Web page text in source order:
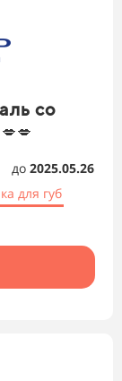
со
до 2025.05.26
для губ